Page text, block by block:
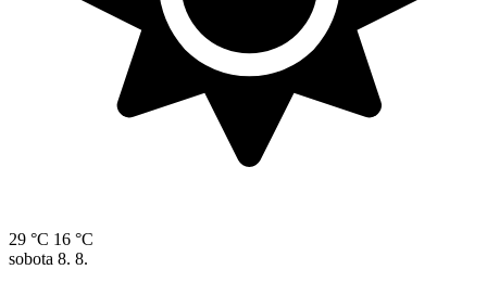
29 °C 16 °C
sobota 8. 8.